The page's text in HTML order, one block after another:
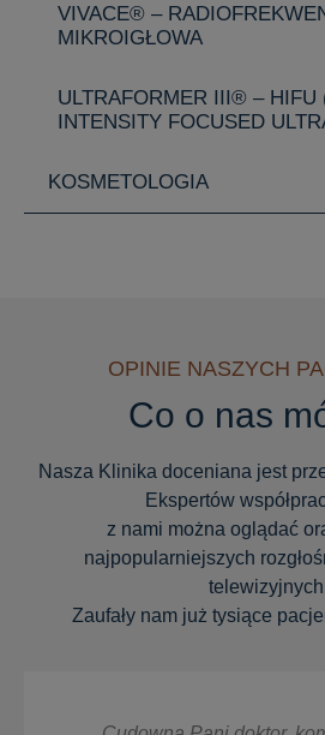
VIVACE® –
MIKROIGŁOWA
ULTRAFORMER III® – HIFU
INTENSITY FOCUSED
KOSMETOLOGIA
OPINIE NASZYCH
Co o nas
Nasza Klinika doceniana jest
Ekspertów
z nami można oglądać
najpopularniejszych
Zaufały nam już tysiące